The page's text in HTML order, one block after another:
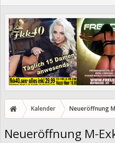
Kalender Neueröffnung
Neueröffnung M-